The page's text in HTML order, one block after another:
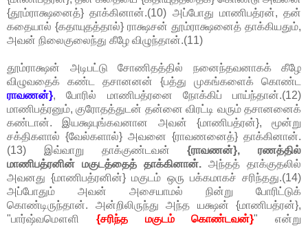
{தூம்ராக்ஷனைத்} தாக்கினான்.(10) அப்போது மாணிபத்ரன், தன்
கதையால் {கதாயுதத்தால்} ராக்ஷசன் தூம்ராக்ஷனைத் தாக்கியதும்,
அவன் நிலைகுலைந்து கீழே விழுந்தான்.(11)
தூம்ராக்ஷன் அடிபட்டு சோணிதத்தில் நனைந்தவனாகக் கீழே
விழுவதைக் கண்ட தசானனன் {பத்து முகங்களைக் கொண்ட
ராவணன்}, போரில் மாணிபத்ரனை நோக்கிப் பாய்ந்தான்.(12)
மாணிபத்ரனும், குரோதத்துடன் தன்னை விரட்டி வரும் தசானனைக்
கண்டான். இயக்ஷபுங்கவனான அவன் {மாணிபத்ரன்}, மூன்று
சக்திகளால் {வேல்களால்} அவனை {ராவணனைத்} தாக்கினான்.
(13) இவ்வாறு தாக்குண்டவன்{ராவணன்}, ரணத்தில்
மாணிபத்ரனின் மகுடத்தைத் தாக்கினான். அந்தத் தாக்குதலில்
அவனது {மாணிபத்ரனின்} மகுடம் ஒரு பக்கமாகச் சரிந்தது.(14)
அப்போதும் அவன் அசையாமல் நின்று போரிட்டுக்
கொண்டிருந்தான். அன்றிலிருந்து அந்த யக்ஷன் {மாணிபத்ரன்},
"பார்ஷ்வமௌளி {சரிந்த மகுடம் கொண்டவன்}" என்று